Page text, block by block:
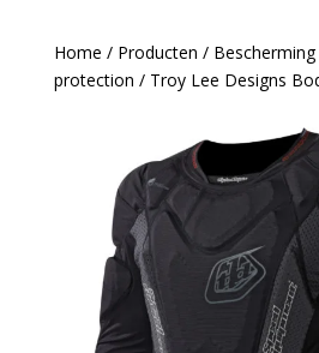
Home / Producten / Bescherming
protection / Troy Lee Designs